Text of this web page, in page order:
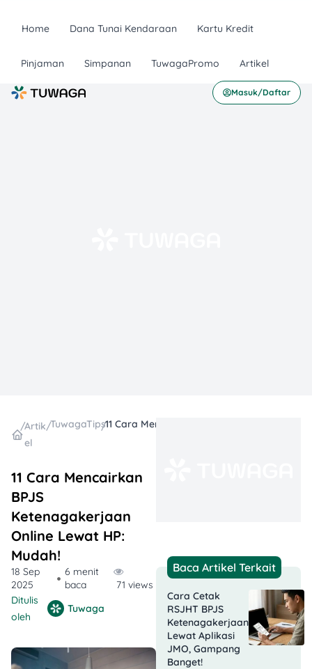
Home Dana Tunai Kendaraan Kartu Kredit
Pinjaman Simpanan TuwagaPromo Artikel
Masuk/Daftar
/Artik
el
/TuwagaTips
/
11 Cara Mencairkan
BPJS
Ketenagakerjaan
Online Lewat HP:
Mudah!
18 Sep
2025
6 menit
baca
71 views
Ditulis
oleh
Tuwaga
Baca Artikel Terkait
Cara Cetak
RSJHT BPJS
Ketenagakerjaan
Lewat Aplikasi
JMO, Gampang
Banget!